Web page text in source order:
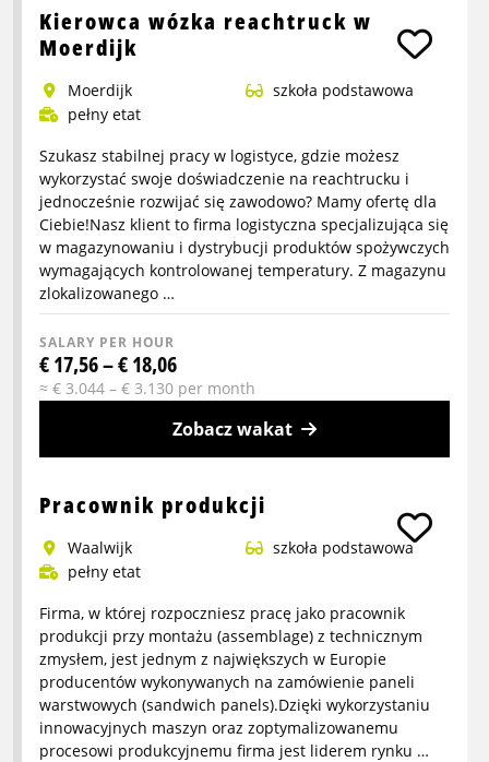
info
about
Pracownik
logistyczny
crossdock
Kierowca wózka reachtruck w
Moerdijk
Moerdijk
szkoła podstawowa
pełny etat
Szukasz stabilnej pracy w logistyce, gdzie możesz
wykorzystać swoje doświadczenie na reachtrucku i
jednocześnie rozwijać się zawodowo? Mamy ofertę dla
Ciebie!Nasz klient to firma logistyczna specjalizująca się
w magazynowaniu i dystrybucji produktów spożywczych
wymagających kontrolowanej temperatury. Z magazynu
zlokalizowanego …
SALARY PER HOUR
€ 17,56 – € 18,06
≈ € 3.044 – € 3.130 per month
Zobacz wakat
info
Kierowca
wózka
reachtruck
w
Moerdijk
Pracownik produkcji
Waalwijk
szkoła podstawowa
pełny etat
Firma, w której rozpoczniesz pracę jako pracownik
produkcji przy montażu (assemblage) z technicznym
zmysłem, jest jednym z największych w Europie
producentów wykonywanych na zamówienie paneli
warstwowych (sandwich panels).Dzięki wykorzystaniu
innowacyjnych maszyn oraz zoptymalizowanemu
procesowi produkcyjnemu firma jest liderem rynku …